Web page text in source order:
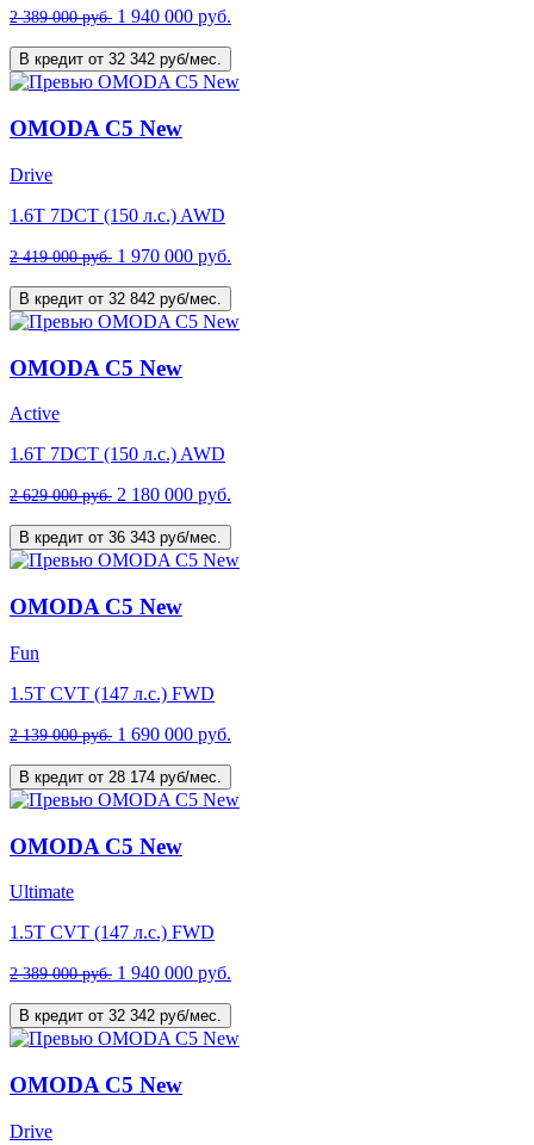
2 389 000 руб. 1 940 000 руб.
В кредит от 32 342 руб/мес.
OMODA C5 New
Drive
1.6T 7DCT (150 л.с.) AWD
2 419 000 руб. 1 970 000 руб.
В кредит от 32 842 руб/мес.
OMODA C5 New
Active
1.6T 7DCT (150 л.с.) AWD
2 629 000 руб. 2 180 000 руб.
В кредит от 36 343 руб/мес.
OMODA C5 New
Fun
1.5T CVT (147 л.с.) FWD
2 139 000 руб. 1 690 000 руб.
В кредит от 28 174 руб/мес.
OMODA C5 New
Ultimate
1.5T CVT (147 л.с.) FWD
2 389 000 руб. 1 940 000 руб.
В кредит от 32 342 руб/мес.
OMODA C5 New
Drive